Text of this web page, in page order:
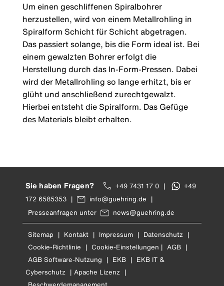
Um einen geschliffenen Spiralbohrer
herzustellen, wird von einem Metallrohling in
Spiralform Schicht für Schicht abgetragen.
Das passiert solange, bis die Form ideal ist. Bei
einem gewalzten Bohrer erfolgt die
Herstellung durch das In-Form-Pressen. Dabei
wird der Metallrohling so lange erhitzt, bis er
glüht und anschließend zurechtgewalzt.
Hierbei entsteht die Spiralform. Das Gefüge
des Materials bleibt erhalten.
Sie haben Fragen? +49 7431 17 0 |
+49
172 6585353 | info@guehring.de |
Presseanfragen unter
news@guehring.de
Sitemap | Kontakt | Impressum | Datenschutz |
Cookie-Richtlinie | Cookie-Einstellungen | AGB |
AGB Software-Nutzung | EKB | EKB IT &
Cyberschutz | Apache Lizenz |